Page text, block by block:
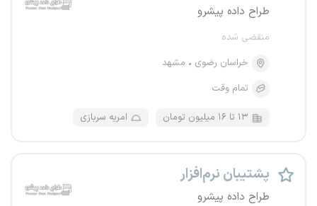
طراح داده پیشرو
منقضی شده
خراسان رضوی
مشهد
تمام وقت
۱۳ تا ۱۶ میلیون تومان امریه سربازی
پشتیبان نرم‌افزار
طراح داده پیشرو